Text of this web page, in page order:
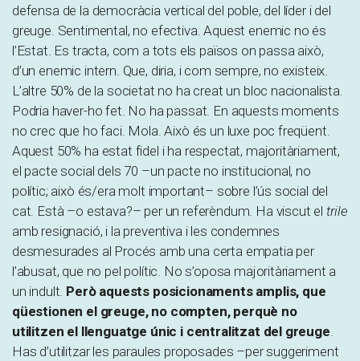
defensa de la democràcia vertical del poble, del líder i del
greuge. Sentimental, no efectiva. Aquest enemic no és
l’Estat. Es tracta, com a tots els països on passa això,
d’un enemic intern. Que, diria, i com sempre, no existeix.
L’altre 50% de la societat no ha creat un bloc nacionalista.
Podria haver-ho fet. No ha passat. En aquests moments
no crec que ho faci. Mola. Això és un luxe poc freqüent.
Aquest 50% ha estat fidel i ha respectat, majoritàriament,
el pacte social dels 70 –un pacte no institucional, no
polític; això és/era molt important– sobre l’ús social del
cat. Està –o estava?– per un referèndum. Ha viscut el trile
amb resignació, i la preventiva i les condemnes
desmesurades al Procés amb una certa empatia per
l’abusat, que no pel polític. No s’oposa majoritàriament a
un indult. Però aquests posicionaments amplis, que
qüestionen el greuge, no compten, perquè no
utilitzen el llenguatge únic i centralitzat del greuge.
Has d’utilitzar les paraules proposades –per suggeriment